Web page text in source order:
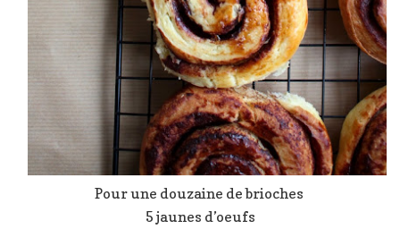
Pour une douzaine de brioches
5 jaunes d’oeufs